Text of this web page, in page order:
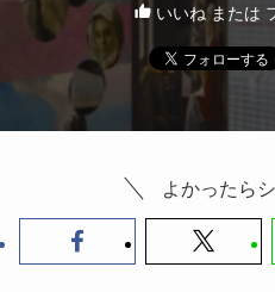
いいね または
よかったら